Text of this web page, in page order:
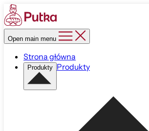
Open main menu
Strona główna
Produkty Produkty